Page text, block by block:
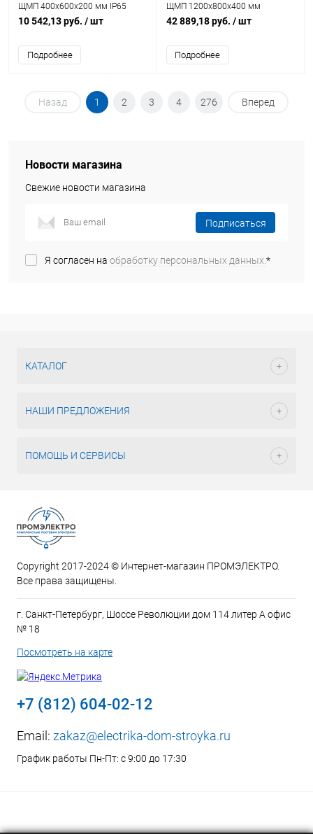
ЩМП 400x600x200 мм IP65
серия ST (R5ST0462)
10 542,13 руб. / шт
Подробнее
ЩМП 1200x800x400 мм
(ВхШхГ)IP65 серия ST
42 889,18 руб. / шт
Подробнее
Назад 1 2 3 4 276 Вперед
Новости магазина
Свежие новости магазина
Подписаться
Я согласен на обработку персональных данных.*
КАТАЛОГ
НАШИ ПРЕДЛОЖЕНИЯ
ПОМОЩЬ И СЕРВИСЫ
Copyright 2017-2024 © Интернет-магазин ПРОМЭЛЕКТРО.
Все права защищены.
г. Санкт-Петербург, Шоссе Революции дом 114 литер А офис
№ 18
Посмотреть на карте
+7 (812) 604-02-12
Email: zakaz@electrika-dom-stroyka.ru
График работы Пн-Пт: с 9:00 до 17:30